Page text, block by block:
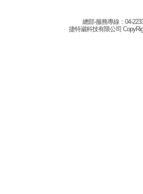
總部-服務專線：04-
捷特崴科技有限公司